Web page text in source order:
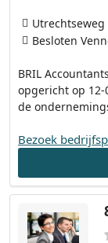
BRIL
opgericht op
de
Utrechtseweg
Besloten
Bezoek